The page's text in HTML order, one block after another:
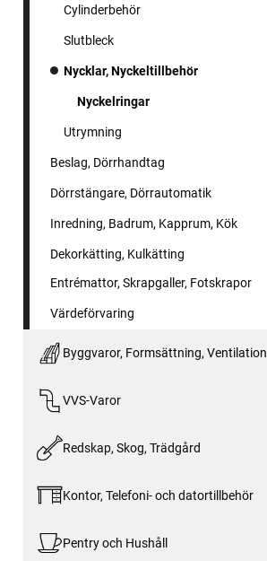
Cylinderbehör
Slutbleck
Nycklar, Nyckeltillbehör
Nyckelringar
Utrymning
Beslag, Dörrhandtag
Dörrstängare, Dörrautomatik
Inredning, Badrum, Kapprum, Kök
Dekorkätting, Kulkätting
Entrémattor, Skrapgaller, Fotskrapor
Värdeförvaring
Byggvaror, Formsättning, Ventilation
VVS-Varor
Redskap, Skog, Trädgård
Kontor, Telefoni- och datortillbehör
Pentry och Hushåll